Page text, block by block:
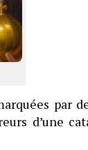
par
d’une